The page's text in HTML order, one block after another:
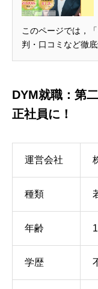
このページでは，
判・口コミなど徹
DYM就職：第
正社員に！
運営会社
種類
年齢
学歴